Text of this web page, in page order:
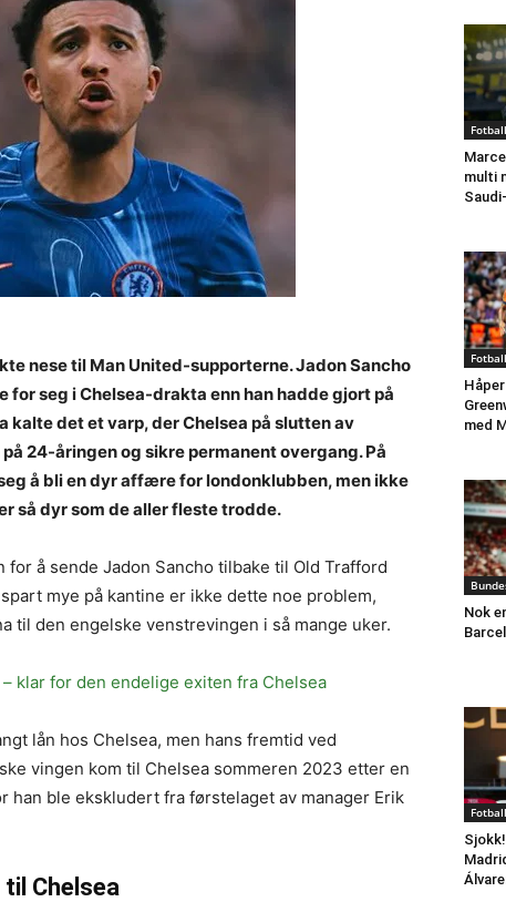
nese til Man United-supporterne. Jadon Sancho
seg i Chelsea-drakta enn han hadde gjort på
det et varp, der Chelsea på slutten av
24-åringen og sikre permanent overgang. På
å bli en dyr affære for londonklubben, men ikke
så dyr som de aller fleste trodde.
å sende Jadon Sancho tilbake til Old Trafford
mye på kantine er ikke dette noe problem,
til den engelske venstrevingen i så mange uker.
klar for den endelige exiten fra Chelsea
lån hos Chelsea, men hans fremtid ved
vingen kom til Chelsea sommeren 2023 etter en
ble ekskludert fra førstelaget av manager Erik
Chelsea
Fotball
multi
Fotball
med
Nok
Fotball